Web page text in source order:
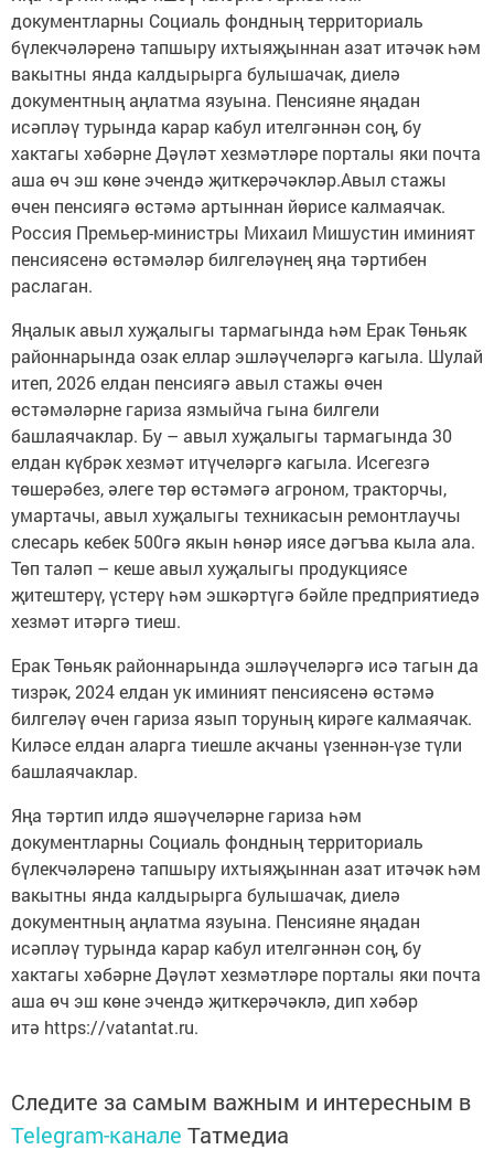
документларны Социаль фондның территориаль
бүлекчәләренә тапшыру ихтыяҗыннан азат итәчәк һәм
вакытны янда калдырырга булышачак, диелә
документның аңлатма язуына. Пенсияне яңадан
исәпләү турында карар кабул ителгәннән соң, бу
хактагы хәбәрне Дәүләт хезмәтләре порталы яки почта
аша өч эш көне эчендә җиткерәчәкләр.Авыл стажы
өчен пенсиягә өстәмә артыннан йөрисе калмаячак.
Россия Премьер-министры Михаил Мишустин иминият
пенсиясенә өстәмәләр билгеләүнең яңа тәртибен
раслаган.
Яңалык авыл хуҗалыгы тармагында һәм Ерак Төньяк
районнарында озак еллар эшләүчеләргә кагыла. Шулай
итеп, 2026 елдан пенсиягә авыл стажы өчен
өстәмәләрне гариза язмыйча гына билгели
башлаячаклар. Бу – авыл хуҗалыгы тармагында 30
елдан күбрәк хезмәт итүчеләргә кагыла. Исегезгә
төшерәбез, әлеге төр өстәмәгә агроном, тракторчы,
умартачы, авыл хуҗалыгы техникасын ремонтлаучы
слесарь кебек 500гә якын һөнәр иясе дәгъва кыла ала.
Төп таләп – кеше авыл хуҗалыгы продукциясе
җитештерү, үстерү һәм эшкәртүгә бәйле предприятиедә
хезмәт итәргә тиеш.
Ерак Төньяк районнарында эшләүчеләргә исә тагын да
тизрәк, 2024 елдан ук иминият пенсиясенә өстәмә
билгеләү өчен гариза язып торуның кирәге калмаячак.
Киләсе елдан аларга тиешле акчаны үзеннән-үзе түли
башлаячаклар.
Яңа тәртип илдә яшәүчеләрне гариза һәм
документларны Социаль фондның территориаль
бүлекчәләренә тапшыру ихтыяҗыннан азат итәчәк һәм
вакытны янда калдырырга булышачак, диелә
документның аңлатма язуына. Пенсияне яңадан
исәпләү турында карар кабул ителгәннән соң, бу
хактагы хәбәрне Дәүләт хезмәтләре порталы яки почта
аша өч эш көне эчендә җиткерәчәклә, дип хәбәр
итә https://vatantat.ru.
Следите за самым важным и интересным в
Telegram-канале Татмедиа